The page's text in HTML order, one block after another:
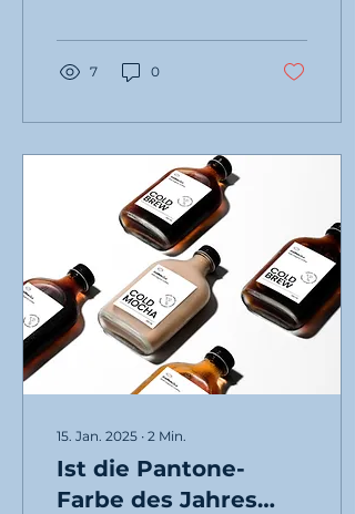
auch...
7 0
15. Jan. 2025 ∙ 2 Min.
Ist die Pantone-
Farbe des Jahres